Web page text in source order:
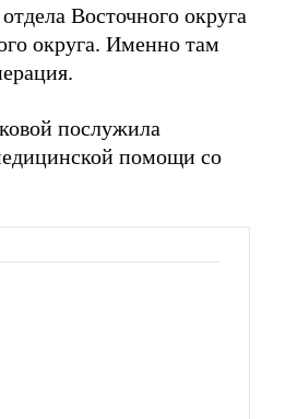
Восточного округа
округа. Именно там
послужила
помощи со